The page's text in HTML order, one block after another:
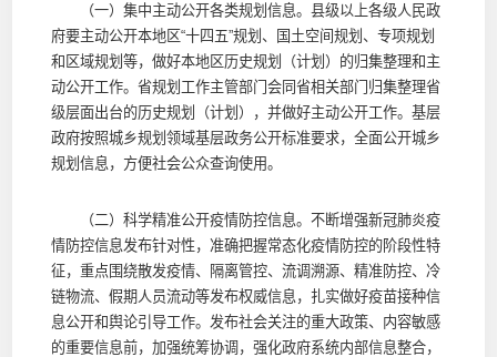
（一）集中主动公开各类规划信息。县级以上各级人民政
府要主动公开本地区“十四五”规划、国土空间规划、专项规划
和区域规划等，做好本地区历史规划（计划）的归集整理和主
动公开工作。省规划工作主管部门会同省相关部门归集整理省
级层面出台的历史规划（计划），并做好主动公开工作。基层
政府按照城乡规划领域基层政务公开标准要求，全面公开城乡
规划信息，方便社会公众查询使用。
（二）科学精准公开疫情防控信息。不断增强新冠肺炎疫
情防控信息发布针对性，准确把握常态化疫情防控的阶段性特
征，重点围绕散发疫情、隔离管控、流调溯源、精准防控、冷
链物流、假期人员流动等发布权威信息，扎实做好疫苗接种信
息公开和舆论引导工作。发布社会关注的重大政策、内容敏感
的重要信息前，加强统筹协调，强化政府系统内部信息整合，